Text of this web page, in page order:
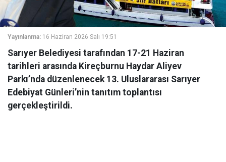
Yayınlanma: 16 Haziran 2026 Salı 19:51
Sarıyer Belediyesi tarafından 17-21 Haziran
tarihleri arasında Kireçburnu Haydar Aliyev
Parkı’nda düzenlenecek 13. Uluslararası Sarıyer
Edebiyat Günleri’nin tanıtım toplantısı
gerçekleştirildi.